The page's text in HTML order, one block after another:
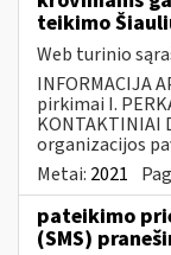
teikimo
Web turinio
INFORMACIJA
pirkimai I.
KONTAKTINIAI
organizacijos
Metai: 2021
pateikimo
(SMS)